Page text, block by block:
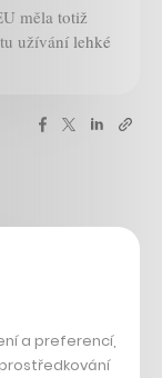
měla totiž
užívání lehké
a preferencí,